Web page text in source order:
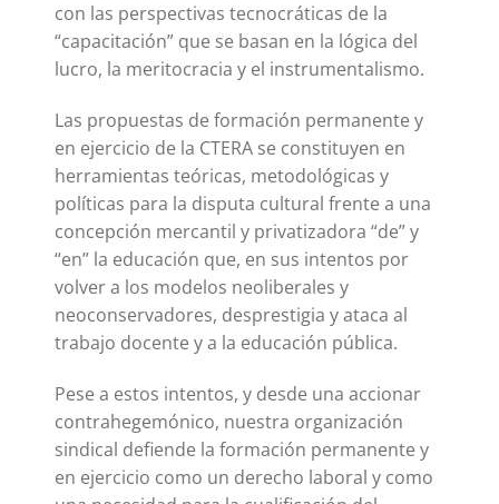
con las perspectivas tecnocráticas de la
“capacitación” que se basan en la lógica del
lucro, la meritocracia y el instrumentalismo.
Las propuestas de formación permanente y
en ejercicio de la CTERA se constituyen en
herramientas teóricas, metodológicas y
políticas para la disputa cultural frente a una
concepción mercantil y privatizadora “de” y
“en” la educación que, en sus intentos por
volver a los modelos neoliberales y
neoconservadores, desprestigia y ataca al
trabajo docente y a la educación pública.
Pese a estos intentos, y desde una accionar
contrahegemónico, nuestra organización
sindical defiende la formación permanente y
en ejercicio como un derecho laboral y como